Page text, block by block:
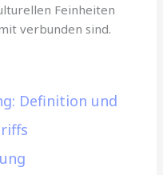
Feinheiten
verbunden sind.
Definition und